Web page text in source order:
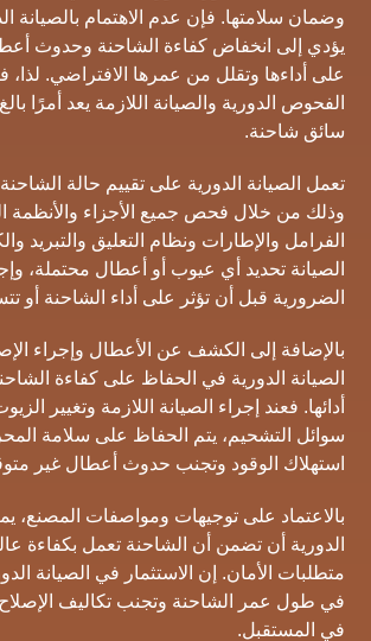
وضمان سلامتها. فإن عدم الاهتمام بالصيانة
يؤدي إلى انخفاض كفاءة الشاحنة وحدوث
على أداءها وتقلل من عمرها الافتراضي. لذا،
الفحوص الدورية والصيانة اللازمة يعد أمرًا
سائق شاحنة.
تعمل الصيانة الدورية على تقييم حالة
وذلك من خلال فحص جميع الأجزاء والأنظمة
الفرامل والإطارات ونظام التعليق والتبريد
الصيانة تحديد أي عيوب أو أعطال محتملة،
الضرورية قبل أن تؤثر على أداء الشاحنة أو
بالإضافة إلى الكشف عن الأعطال وإجراء
الصيانة الدورية في الحفاظ على كفاءة
أدائها. فعند إجراء الصيانة اللازمة وتغيير
سوائل التشحيم، يتم الحفاظ على سلامة
استهلاك الوقود وتجنب حدوث أعطال غير
بالاعتماد على توجيهات ومواصفات المصنع،
الدورية أن تضمن أن الشاحنة تعمل بكفاءة
متطلبات الأمان. إن الاستثمار في الصيانة
في طول عمر الشاحنة وتجنب تكاليف الإصلاح
في المستقبل.